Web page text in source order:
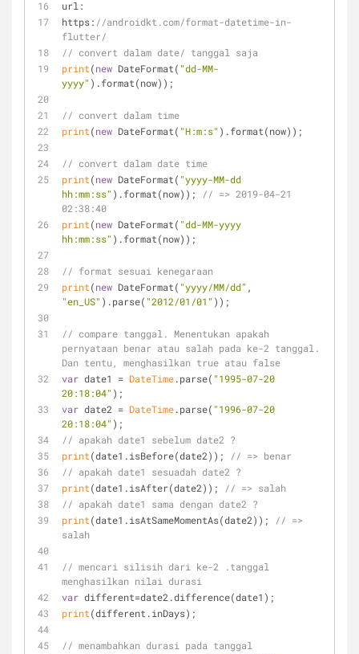
url:
https: //androidkt.com/format-datetime-in-
flutter/
// convert dalam date/ tanggal saja
print(new DateFormat( "dd-MM-
yyyy" ).format(now));
// convert dalam time
print(new DateFormat( "H:m:s" ).format(now));
// convert dalam date time
print(new DateFormat( "yyyy-MM-dd
hh:mm:ss" ).format(now));
// => 2019-04-21
02:38:40
print(new DateFormat( "dd-MM-yyyy
hh:mm:ss" ).format(now));
// format sesuai kenegaraan
print(new DateFormat( "yyyy/MM/dd"
"en_US" ).parse( "2012/01/01" ));
// compare tanggal. Menentukan apakah
pernyataan benar atau salah pada ke-2 tanggal.
Dan tentu, menghasilkan true atau false
var date1 = DateTime.parse( "1995-07-20
20:18:04" );
var date2 = DateTime.parse( "1996-07-20
20:18:04" );
// apakah date1 sebelum date2 ?
print(date1.isBefore(date2));
// => benar
// apakah date1 sesuadah date2 ?
print(date1.isAfter(date2));
// => salah
// apakah date1 sama dengan date2 ?
print(date1.isAtSameMomentAs(date2));
// =>
salah
// mencari silisih dari ke-2 .tanggal
menghasilkan nilai durasi
var different=date2.difference(date1);
print(different.inDays);
// menambahkan durasi pada tanggal